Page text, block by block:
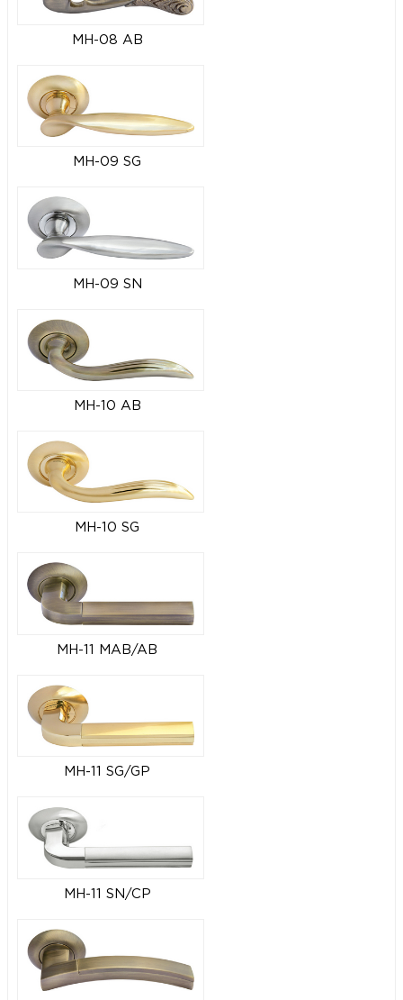
MH-08 AB
MH-09 SG
MH-09 SN
MH-10 AB
MH-10 SG
MH-11 MAB/AB
MH-11 SG/GP
MH-11 SN/CP